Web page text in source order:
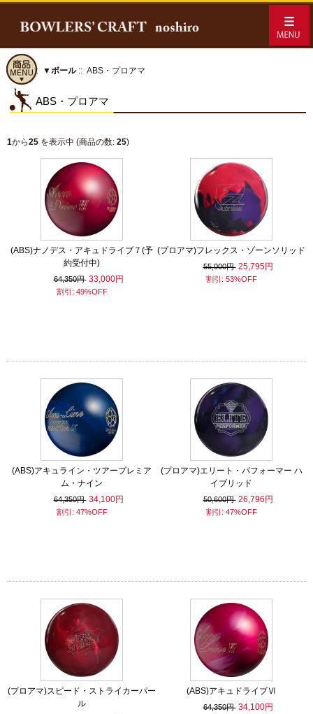
ホーム:: ▼ボール:: ABS・プロアマ
ABS・プロアマ
1から25 を表示中 (商品の数: 25)
(ABS)ナノデス・アキュドライブ７(予
約受付中)
64,350円 33,000円
割引: 49%OFF
(プロアマ)フレックス・ゾーンソリッド
55,000円 25,795円
割引: 53%OFF
(ABS)アキュライン・ツアープレミア
ム・ナイン
64,350円 34,100円
割引: 47%OFF
(プロアマ)エリート・パフォーマー ハ
イブリッド
50,600円 26,796円
割引: 47%OFF
(プロアマ)スピード・ストライカーパー
ル
(ABS)アキュドライブⅥ
64,350円 34,100円